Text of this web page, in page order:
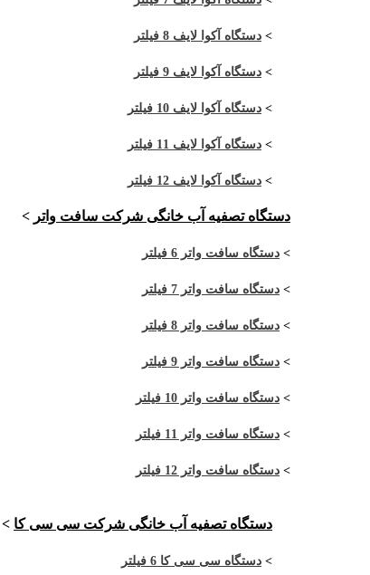
> دستگاه آکوا لایف 8 فیلتر
> دستگاه آکوا لایف 9 فیلتر
> دستگاه آکوا لایف 10 فیلتر
> دستگاه آکوا لایف 11 فیلتر
> دستگاه آکوا لایف 12 فیلتر
دستگاه تصفیه آب خانگی شرکت سافت واتر >
> دستگاه سافت واتر 6 فیلتر
> دستگاه سافت واتر 7 فیلتر
> دستگاه سافت واتر 8 فیلتر
> دستگاه سافت واتر 9 فیلتر
> دستگاه سافت واتر 10 فیلتر
> دستگاه سافت واتر 11 فیلتر
> دستگاه سافت واتر 12 فیلتر
دستگاه تصفیه آب خانگی شرکت سی سی کا >
> دستگاه سی سی کا 6 فیلتر